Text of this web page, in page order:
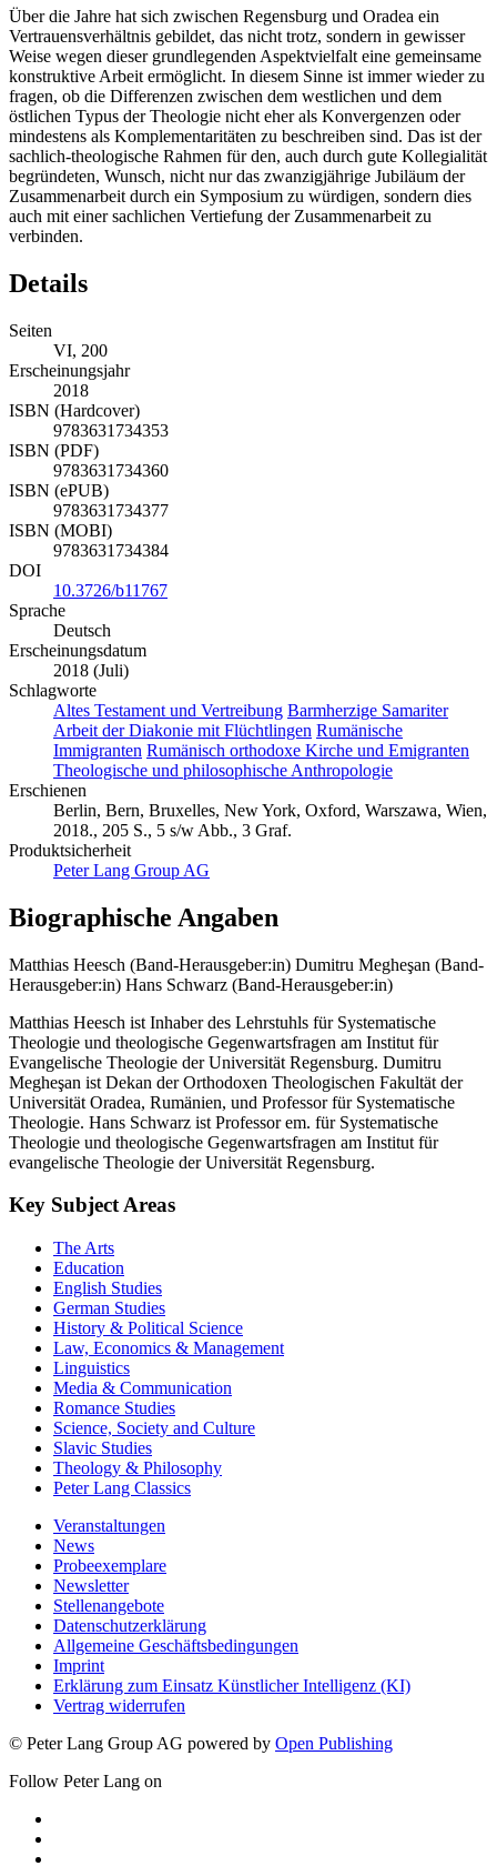
Über die Jahre hat sich zwischen Regensburg und Oradea ein
Vertrauensverhältnis gebildet, das nicht trotz, sondern in gewisser
Weise wegen dieser grundlegenden Aspektvielfalt eine gemeinsame
konstruktive Arbeit ermöglicht. In diesem Sinne ist immer wieder zu
fragen, ob die Differenzen zwischen dem westlichen und dem
östlichen Typus der Theologie nicht eher als Konvergenzen oder
mindestens als Komplementaritäten zu beschreiben sind. Das ist der
sachlich-theologische Rahmen für den, auch durch gute Kollegialität
begründeten, Wunsch, nicht nur das zwanzigjährige Jubiläum der
Zusammenarbeit durch ein Symposium zu würdigen, sondern dies
auch mit einer sachlichen Vertiefung der Zusammenarbeit zu
verbinden.
Details
Seiten
VI, 200
Erscheinungsjahr
2018
ISBN (Hardcover)
9783631734353
ISBN (PDF)
9783631734360
ISBN (ePUB)
9783631734377
ISBN (MOBI)
9783631734384
DOI
10.3726/b11767
Sprache
Deutsch
Erscheinungsdatum
2018 (Juli)
Schlagworte
Altes Testament und Vertreibung Barmherzige Samariter
Arbeit der Diakonie mit Flüchtlingen Rumänische
Immigranten Rumänisch orthodoxe Kirche und Emigranten
Theologische und philosophische Anthropologie
Erschienen
Berlin, Bern, Bruxelles, New York, Oxford, Warszawa, Wien,
2018., 205 S., 5 s/w Abb., 3 Graf.
Produktsicherheit
Peter Lang Group AG
Biographische Angaben
Matthias Heesch (Band-Herausgeber:in) Dumitru Megheşan (Band-
Herausgeber:in) Hans Schwarz (Band-Herausgeber:in)
Matthias Heesch ist Inhaber des Lehrstuhls für Systematische
Theologie und theologische Gegenwartsfragen am Institut für
Evangelische Theologie der Universität Regensburg. Dumitru
Megheşan ist Dekan der Orthodoxen Theologischen Fakultät der
Universität Oradea, Rumänien, und Professor für Systematische
Theologie. Hans Schwarz ist Professor em. für Systematische
Theologie und theologische Gegenwartsfragen am Institut für
evangelische Theologie der Universität Regensburg.
Key Subject Areas
The Arts
Education
English Studies
German Studies
History & Political Science
Law, Economics & Management
Linguistics
Media & Communication
Romance Studies
Science, Society and Culture
Slavic Studies
Theology & Philosophy
Peter Lang Classics
Veranstaltungen
News
Probeexemplare
Newsletter
Stellenangebote
Datenschutzerklärung
Allgemeine Geschäftsbedingungen
Imprint
Erklärung zum Einsatz Künstlicher Intelligenz (KI)
Vertrag widerrufen
© Peter Lang Group AG powered by Open Publishing
Follow Peter Lang on